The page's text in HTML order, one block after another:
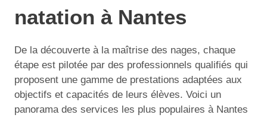
natation à Nantes
De la découverte à la maîtrise des nages, chaque
étape est pilotée par des professionnels qualifiés qui
proposent une gamme de prestations adaptées aux
objectifs et capacités de leurs élèves. Voici un
panorama des services les plus populaires à Nantes